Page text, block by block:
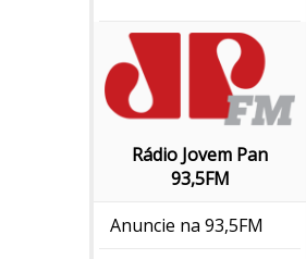
Rádio Jovem Pan
93,5FM
Anuncie na 93,5FM